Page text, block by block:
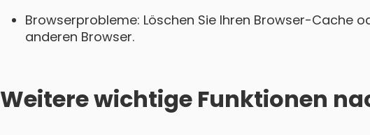
Browserprobleme: Löschen Sie Ihren Browser-Cache
anderen Browser.
Weitere wichtige Funktionen